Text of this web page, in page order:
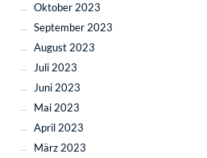
Oktober 2023
September 2023
August 2023
Juli 2023
Juni 2023
Mai 2023
April 2023
März 2023